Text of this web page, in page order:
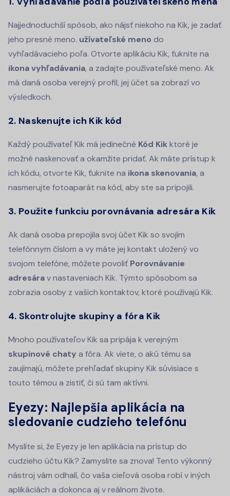
Najjednoduchší spôsob, ako nájsť niekoho na Kik, je zadať
jeho presné meno. užívateľské meno do
vyhľadávacieho poľa. Otvorte aplikáciu Kik, ťuknite na
ikona vyhľadávania, a zadajte používateľské meno. Ak
má daná osoba verejný profil, jej účet sa zobrazí vo
výsledkoch.
2. Naskenujte ich Kik kód
Každý používateľ Kik má jedinečné Kód Kikktoré je
možné naskenovať a okamžite pridať. Ak máte prístup k
ich kódu, otvorte Kik, ťuknite na ikona skenovania, a
nasmerujte fotoaparát na kód, aby ste sa pripojili.
3. Použite funkciu porovnávania adresára Kik
Ak daná osoba prepojila svoj účet Kik so svojím
telefónnym číslom a vy máte jej kontakt uložený vo
svojom telefóne, môžete povoliť Porovnávanie
adresárav nastaveniach Kik. Týmto spôsobom sa
zobrazia osoby z vašich kontaktov, ktoré používajú Kik.
4. Skontrolujte skupiny a fóra Kik
Mnoho používateľov Kik sa pripája k verejným
skupinové chaty a fóra. Ak viete, o akú tému sa
zaujímajú, môžete prehľadať skupiny Kik súvisiace s
touto témou a zistiť, či sú tam aktívni.
Eyezy: Najlepšia aplikácia na
sledovanie cudzieho telefónu
Myslíte si, že Eyezy je len aplikácia na prístup do
cudzieho účtu Kik? Zamyslite sa znova! Tento výkonný
nástroj vám odhalí, čo vaša cieľová osoba robí v iných
aplikáciách a dokonca aj v reálnom živote.